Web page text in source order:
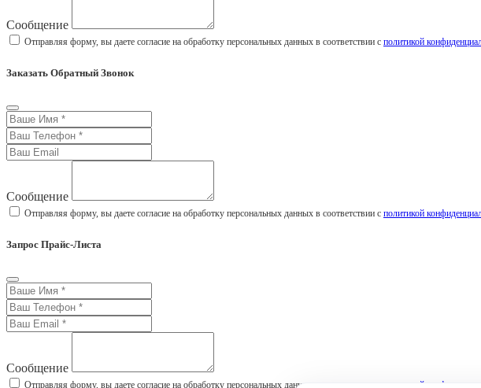
Сообщение
Отправляя форму, вы даете согласие на обработку персональных данных в соответствии с политикой
Заказать Обратный Звонок
Сообщение
Отправляя форму, вы даете согласие на обработку персональных данных в соответствии с политикой
Запрос Прайс-Листа
Сообщение
Отправляя форму, вы даете согласие на обработку персональных данных в соответствии с политикой